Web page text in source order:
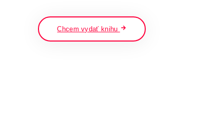
Chcem vydať knihu